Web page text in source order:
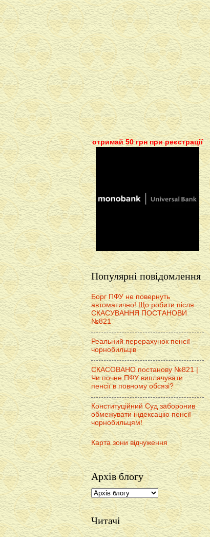
отримай 50 грн при реєстрації
Популярні повідомлення
Борг ПФУ не повернуть
автоматично! Що робити після
СКАСУВАННЯ ПОСТАНОВИ
№821
Реальний перерахунок пенсії
чорнобильців
СКАСОВАНО постанову №821 |
Чи почне ПФУ виплачувати
пенсії в повному обсязі?
Конституційний Суд заборонив
обмежувати індексацію пенсії
чорнобильцям!
Карта зони відчуження
Архів блогу
Читачі